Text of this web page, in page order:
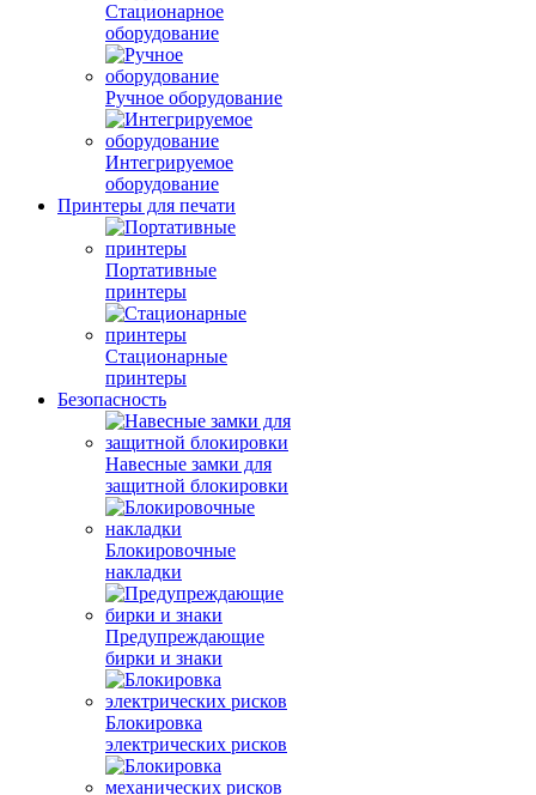
Стационарное
оборудование
Ручное оборудование
Интегрируемое
оборудование
Принтеры для печати
Портативные
принтеры
Стационарные
принтеры
Безопасность
Навесные замки для
защитной блокировки
Блокировочные
накладки
Предупреждающие
бирки и знаки
Блокировка
электрических рисков